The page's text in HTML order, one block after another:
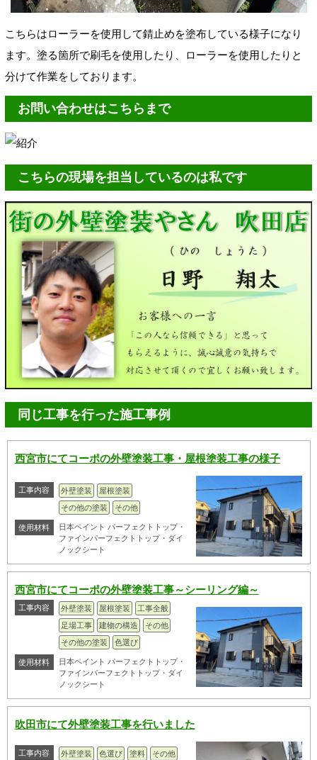
こちらはローラーを使用して錆止めを塗布している様子になり
ます。塗る箇所で刷毛を使用したり、ローラーを使用したりと
分けて作業をしております。
お問い合わせはこちらまで
こちらの現場を担当しているのは私です
同じ工事を行った施工事例
西宮市にてコーポの外壁塗装工事・屋根塗装工事の様子
工事内容 外壁塗装
屋根塗装
その他の塗装
その他
使用材料
日本ペイント パーフェクトトップ・
ファインパーフェクトトップ・ダイ
ノックシート
西宮市にてコーポの外壁塗装工事～シーリング編～
工事内容 外壁塗装 屋根塗装
工事全般
足場工事
建物の構造
その他
その他の塗装
色選び
使用材料
日本ペイント パーフェクトトップ・
ファインパーフェクトトップ・ダイ
ノックシート
吹田市にて外壁塗装工事を行いました
工事内容 外壁塗装 色選び 塗料 その他